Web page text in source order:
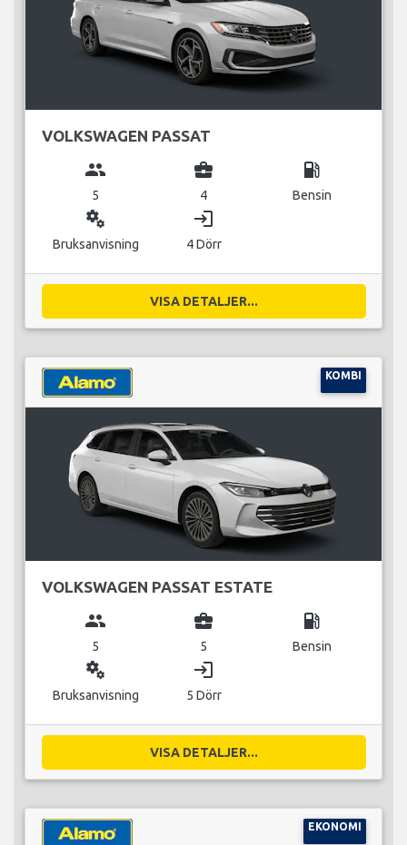
VOLKSWAGEN PASSAT
group
5
business_center
4
local_gas_station
Bensin
miscellaneous_services
Bruksanvisning
login
4 Dörr
VISA DETALJER...
KOMBI
VOLKSWAGEN PASSAT ESTATE
group
5
business_center
5
local_gas_station
Bensin
miscellaneous_services
Bruksanvisning
login
5 Dörr
VISA DETALJER...
EKONOMI